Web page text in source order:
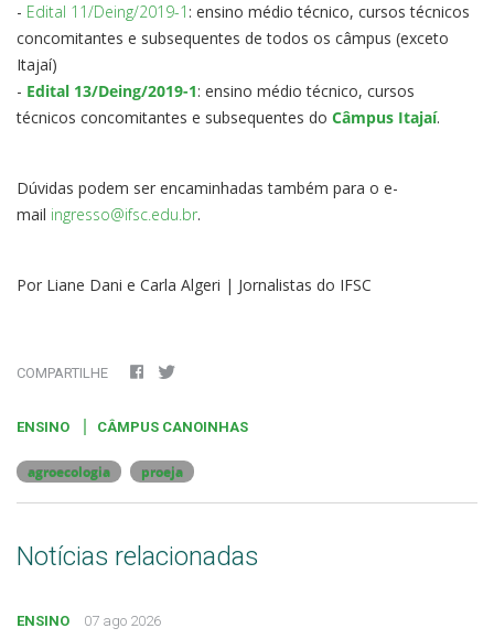
- Edital 11/Deing/2019-1 : ensino médio técnico, cursos técnicos
concomitantes e subsequentes de todos os câmpus (exceto
Itajaí)
- Edital 13/Deing/2019-1: ensino médio técnico, cursos
técnicos concomitantes e subsequentes do Câmpus Itajaí.
Dúvidas podem ser encaminhadas também para o e-
mail ingresso@ifsc.edu.br.
Por Liane Dani e Carla Algeri | Jornalistas do IFSC
COMPARTILHE
ENSINO CÂMPUS CANOINHAS
agroecologia proeja
Notícias relacionadas
ENSINO 07 ago 2026